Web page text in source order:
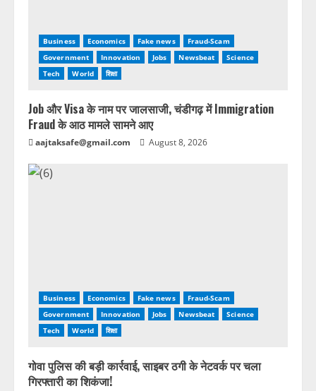
Business Economics Fake news
Fraud-Scam
Government
Innovation Jobs Newsbeat
Science
Tech
World शिक्षा
Job और Visa के नाम पर जालसाजी, चंडीगढ़ में Immigration
Fraud के आठ मामले सामने आए
aajtaksafe@gmail.com August 8, 2026
Business Economics Fake news
Fraud-Scam
Government
Innovation Jobs Newsbeat
Science
Tech
World शिक्षा
गोवा पुलिस की बड़ी कार्रवाई, साइबर ठगी के नेटवर्क पर चला
गिरफ्तारी का शिकंजा!